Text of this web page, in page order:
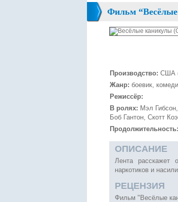
Фильм
Производство: США
Жанр: боевик,
Режиссёр:
В ролях: Мэл
Боб Гантон, Скотт
Продолжительность:
ОПИСАНИЕ
Лента расскажет
наркотиков и
РЕЦЕНЗИЯ
Фильм "Весёлые